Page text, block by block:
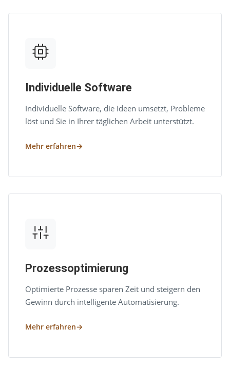
Individuelle Software
Individuelle Software, die Ideen umsetzt, Probleme
löst und Sie in Ihrer täglichen Arbeit unterstützt.
Mehr erfahren
Prozessoptimierung
Optimierte Prozesse sparen Zeit und steigern den
Gewinn durch intelligente Automatisierung.
Mehr erfahren